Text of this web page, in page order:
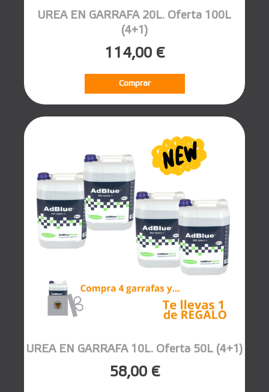
UREA EN GARRAFA 20L. Oferta 100L
(4+1)
114,00 €
Comprar
UREA EN GARRAFA 10L. Oferta 50L (4+1)
58,00 €